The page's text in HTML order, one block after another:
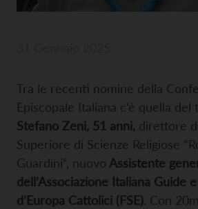
Tra le recenti nomine della
Episcopale Italiana c’è quella
Stefano Zeni, 51 anni, direttore
Superiore di Scienze Religiose
Guardini”, nuovo Assistente
dell’Associazione Italiana Guide
d’Europa Cattolici (FSE). Con